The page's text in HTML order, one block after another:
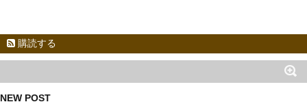
購読する
NEW POST